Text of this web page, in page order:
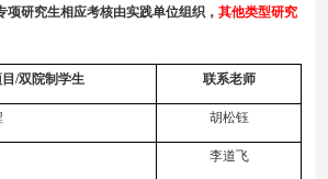
项研究生相应考核由实践单位组织， 其他类型研究
/双院制学生 联系老师
胡松钰
李道飞